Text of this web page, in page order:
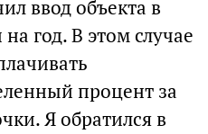
ввод объекта в
год. В этом случае
процент за
Я обратился в